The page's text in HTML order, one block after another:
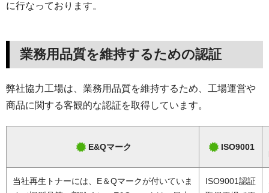
に行なっております。
業務用品質を維持するための認証
弊社協力工場は、業務用品質を維持するため、工場運営や
商品に関する客観的な認証を取得しています。
E&Qマーク ISO9001
当社再生トナーには、E＆Qマークが付いていま
ISO9001認証